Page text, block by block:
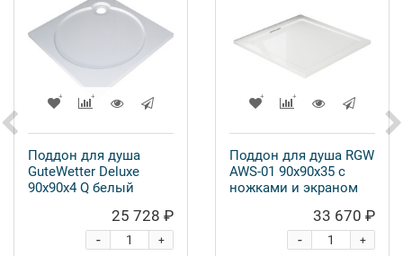
Поддон для душа
GuteWetter Deluxe
90x90x4 Q белый
25 728 ₽
+
-
Поддон для душа RGW
AWS-01 90x90x35 с
ножками и экраном
33 670 ₽
+
-